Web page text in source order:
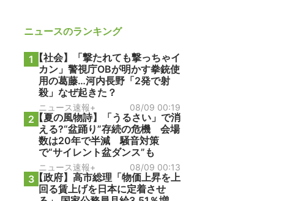
ニュースのランキング
1 【社会】「撃たれても撃っちゃイ
カン」警視庁OBが明かす拳銃使
用の葛藤…河内長野「2発で射
殺」なぜ起きた？
ニュース速報+ 08/09 00:19
2 【夏の風物詩】「うるさい」で消
える?“盆踊り”存続の危機 会場
数は20年で半減 騒音対策
で“サイレント盆ダンス”も
ニュース速報+ 08/09 00:13
3【政府】高市総理「物価上昇を上
回る賃上げを日本に定着させ